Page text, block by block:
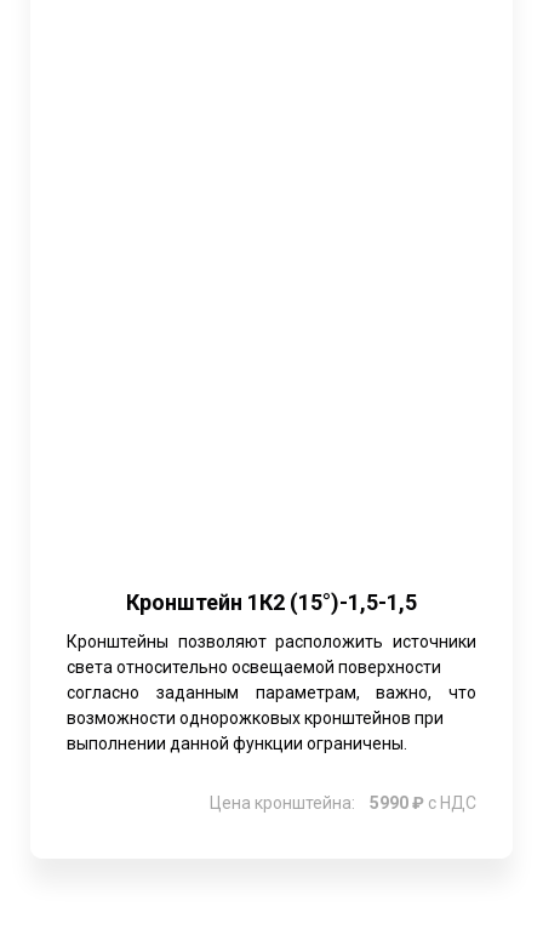
Кронштейн 1К2 (15°)-1,5-1,5
Кронштейны позволяют расположить источники
света относительно освещаемой поверхности
согласно заданным параметрам, важно, что
возможности однорожковых кронштейнов при
выполнении данной функции ограничены.
Цена кронштейна: 5990 ₽ с НДС